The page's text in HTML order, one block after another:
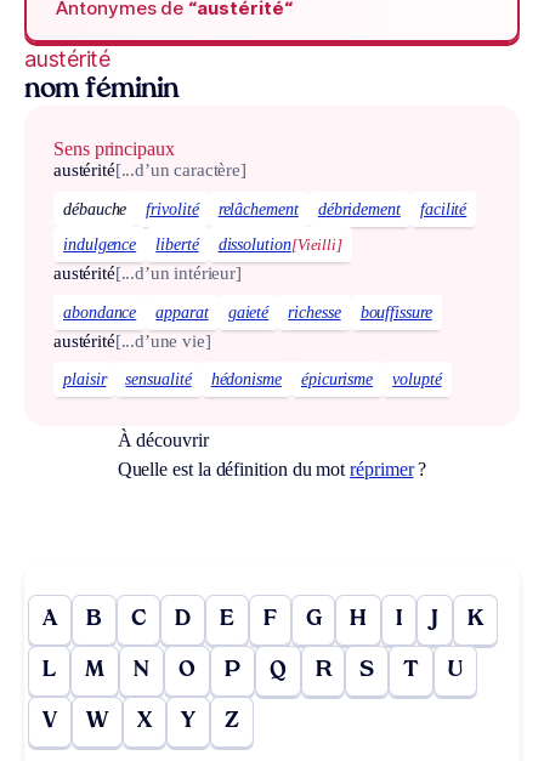
Antonymes de “austérité“
austérité
nom féminin
Sens principaux
austérité[...d’un caractère]
débauche frivolité relâchement débridement
facilité
indulgence
liberté dissolution[Vieilli]
austérité[...d’un intérieur]
abondance apparat gaieté richesse bouffissure
austérité[...d’une vie]
plaisir sensualité hédonisme épicurisme volupté
À découvrir
Quelle est la définition du motréprimer?
A B C D E F G H I J K
L M N O P Q R S T U
V W X Y Z